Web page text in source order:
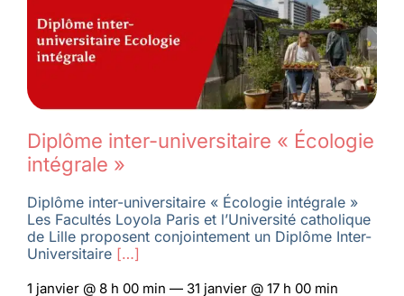
Diplôme inter-universitaire « Écologie
intégrale »
Diplôme inter-universitaire « Écologie intégrale »
Les Facultés Loyola Paris et l’Université catholique
de Lille proposent conjointement un Diplôme Inter-
Universitaire[…]
1 janvier @ 8 h 00 min — 31 janvier @ 17 h 00 min